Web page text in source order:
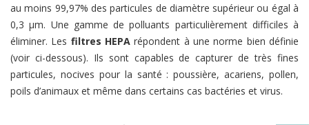
au moins 99,97% des particules de diamètre supérieur ou égal à
0,3 µm. Une gamme de polluants particulièrement difficiles à
éliminer. Les filtres HEPA répondent à une norme bien définie
(voir ci-dessous). Ils sont capables de capturer de très fines
particules, nocives pour la santé : poussière, acariens, pollen,
poils d’animaux et même dans certains cas bactéries et virus.